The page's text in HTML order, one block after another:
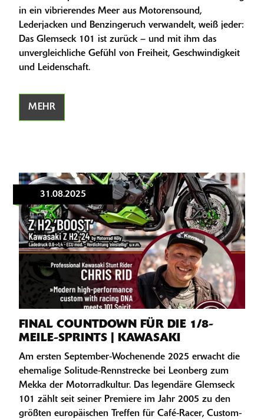
in ein vibrierendes Meer aus Motorensound,
Lederjacken und Benzingeruch verwandelt, weiß jeder:
Das Glemseck 101 ist zurück – und mit ihm das
unvergleichliche Gefühl von Freiheit, Geschwindigkeit
und Leidenschaft.
MEHR
31.08.2025
FINAL COUNTDOWN FÜR DIE 1/8-
MEILE-SPRINTS | KAWASAKI
Am ersten September-Wochenende 2025 erwacht die
ehemalige Solitude-Rennstrecke bei Leonberg zum
Mekka der Motorradkultur. Das legendäre Glemseck
101 zählt seit seiner Premiere im Jahr 2005 zu den
größten europäischen Treffen für Café-Racer, Custom-